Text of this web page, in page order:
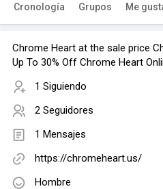
Cronología Grupos Me
Chrome Heart at the sale price
Up To 30% Off Chrome Heart
1 Siguiendo
2 Seguidores
1 Mensajes
https://chromeheart.us/
Hombre